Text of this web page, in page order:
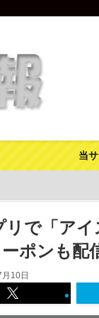
当
で「ア
ポンも配
10日